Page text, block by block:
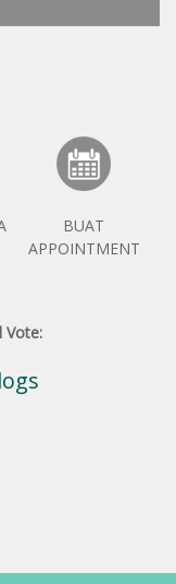
BUAT
APPOINTMENT
Vote: